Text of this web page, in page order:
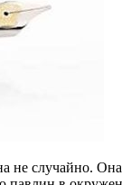
случайно.